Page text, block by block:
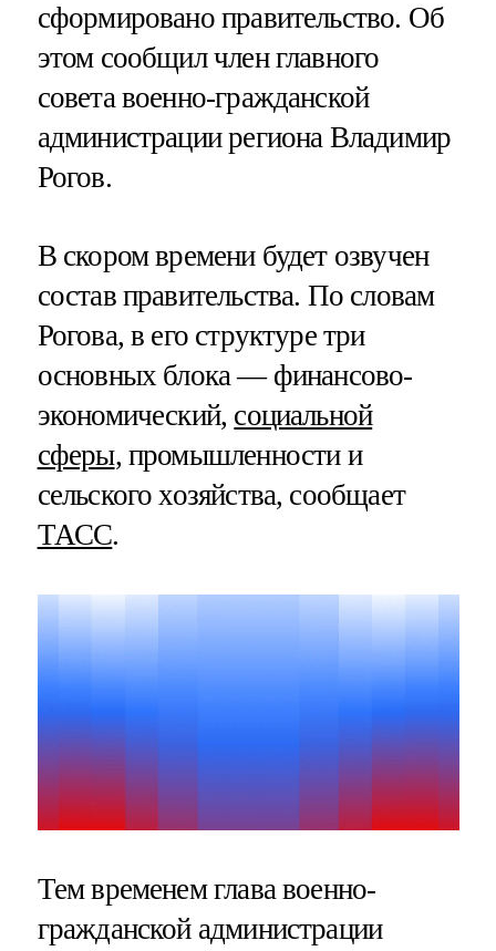
сформировано правительство. Об
этом сообщил член главного
совета военно-гражданской
администрации региона Владимир
Рогов.
В скором времени будет озвучен
состав правительства. По словам
Рогова, в его структуре три
основных блока — финансово-
экономический, социальной
сферы, промышленности и
сельского хозяйства, сообщает
ТАСС.
Тем временем глава военно-
гражданской администрации